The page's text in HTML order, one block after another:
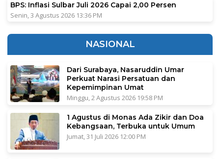
BPS: Inflasi Sulbar Juli 2026 Capai 2,00 Persen
Senin, 3 Agustus 2026 13:36 PM
NASIONAL
Dari Surabaya, Nasaruddin Umar
Perkuat Narasi Persatuan dan
Kepemimpinan Umat
Minggu, 2 Agustus 2026 19:58 PM
1 Agustus di Monas Ada Zikir dan Doa
Kebangsaan, Terbuka untuk Umum
Jumat, 31 Juli 2026 12:00 PM